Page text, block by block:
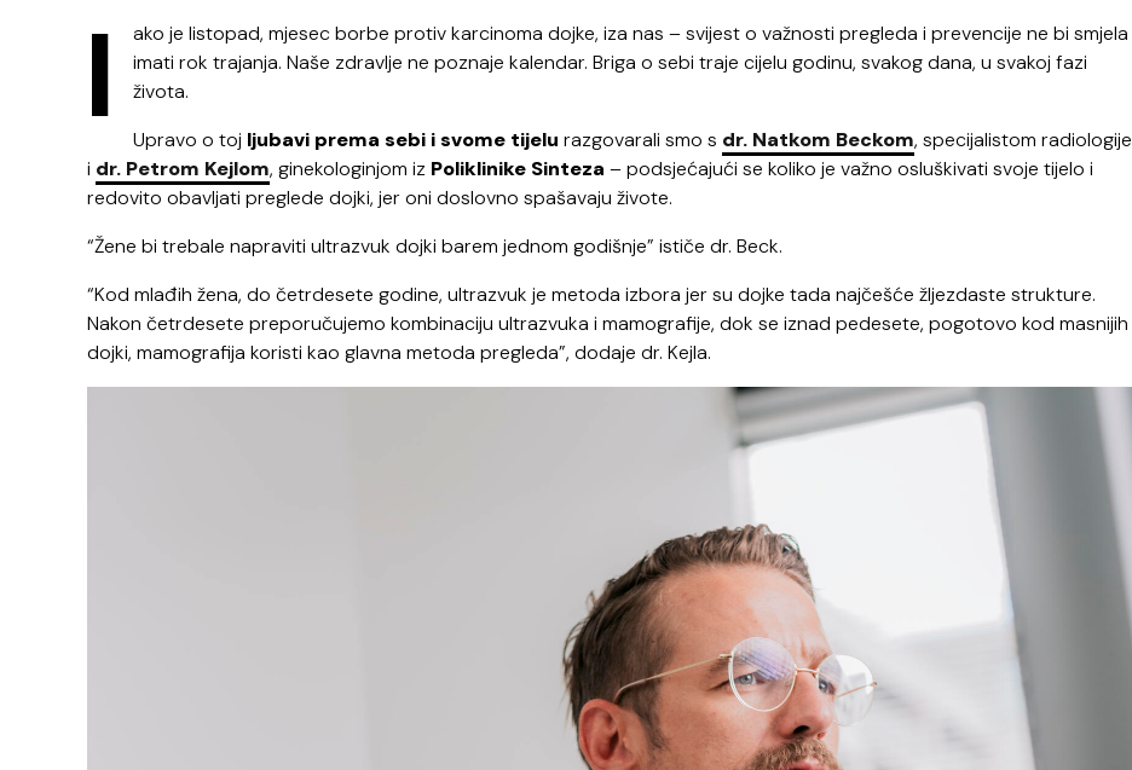
I
ako je listopad, mjesec borbe protiv karcinoma dojke, iza nas – svijest o važnosti pregleda i prevencije ne bi smjela
imati rok trajanja. Naše zdravlje ne poznaje kalendar. Briga o sebi traje cijelu godinu, svakog dana, u svakoj fazi
života.
Upravo o toj ljubavi prema sebi i svome tijelu razgovarali smo s dr. Natkom Beckom, specijalistom radiologije
i dr. Petrom Kejlom, ginekologinjom iz Poliklinike Sinteza – podsjećajući se koliko je važno osluškivati svoje tijelo i
redovito obavljati preglede dojki, jer oni doslovno spašavaju živote.
“Žene bi trebale napraviti ultrazvuk dojki barem jednom godišnje” ističe dr. Beck.
“Kod mlađih žena, do četrdesete godine, ultrazvuk je metoda izbora jer su dojke tada najčešće žljezdaste strukture.
Nakon četrdesete preporučujemo kombinaciju ultrazvuka i mamografije, dok se iznad pedesete, pogotovo kod masnijih
dojki, mamografija koristi kao glavna metoda pregleda”, dodaje dr. Kejla.